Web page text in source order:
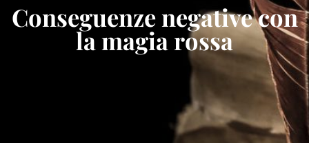
Conseguenze negative con
la magia rossa